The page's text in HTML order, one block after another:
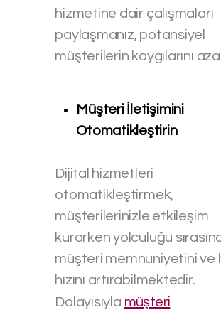
hizmetine dair çalışmaları
paylaşmanız, potansiyel
müşterilerin kaygılarını
Müşteri İletişimini
Otomatikleştirin
Dijital hizmetleri
otomatikleştirmek,
müşterilerinizle etkileşim
kurarken yolculuğu
müşteri memnuniyetini ve
hızını artırabilmektedir.
Dolayısıyla müşteri